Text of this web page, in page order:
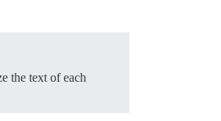
the text of each